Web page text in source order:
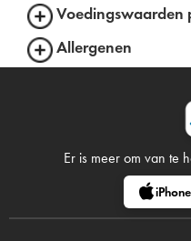
Voedingswaarden
Allergenen
Er is meer om van te
iPhone